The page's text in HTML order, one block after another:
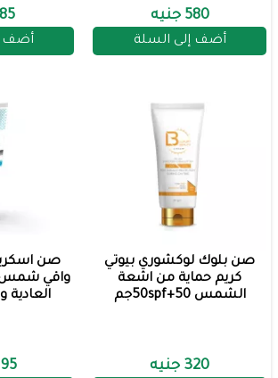
580 جنيه
أضف إلى السلة
185
أضف
صن بلوك لوكشوري بيوتي
كريم حماية من اشعة
الشمس 50+50spfجم
320 جنيه
صن
العادية
295